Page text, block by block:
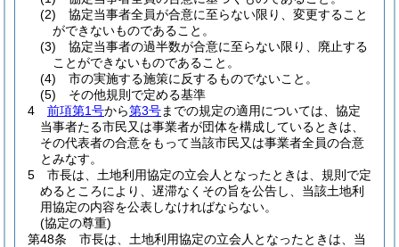
(2)
協定当事者全員が合意に至らない限り、変更すること
ができないものであること。
(3)
協定当事者の過半数が合意に至らない限り、廃止する
ことができないものであること。
(4)
市の実施する施策に反するものでないこと。
(5)
その他規則で定める基準
4
前項第1号から第3号までの規定の適用については、協定
当事者たる市民又は事業者が団体を構成しているときは、
その代表者の合意をもって当該市民又は事業者全員の合意
とみなす。
5
市長は、土地利用協定の立会人となったときは、規則で定
めるところにより、遅滞なくその旨を公告し、当該土地利
用協定の内容を公表しなければならない。
(協定の尊重)
第48条
市長は、土地利用協定の立会人となったときは、当